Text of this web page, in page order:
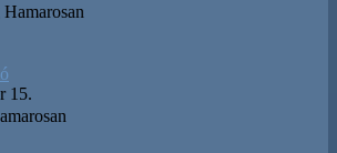
Hamarosan
15.